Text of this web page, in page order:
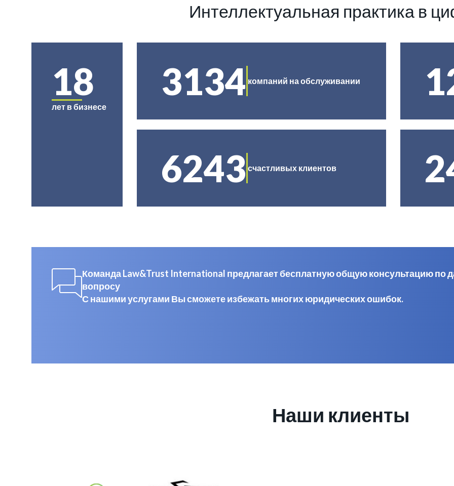
Интеллектуальная практика в
18
лет в бизнесе
3134 компаний на обслуживании
6243 счастливых клиентов
Команда Law&Trust International предлагает бесплатную общую консультацию по
вопросу
С нашими услугами Вы сможете избежать многих юридических ошибок.
Наши клиенты